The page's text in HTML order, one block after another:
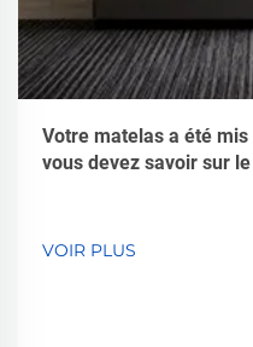
Votre matelas a été
vous devez savoir sur
VOIR PLUS